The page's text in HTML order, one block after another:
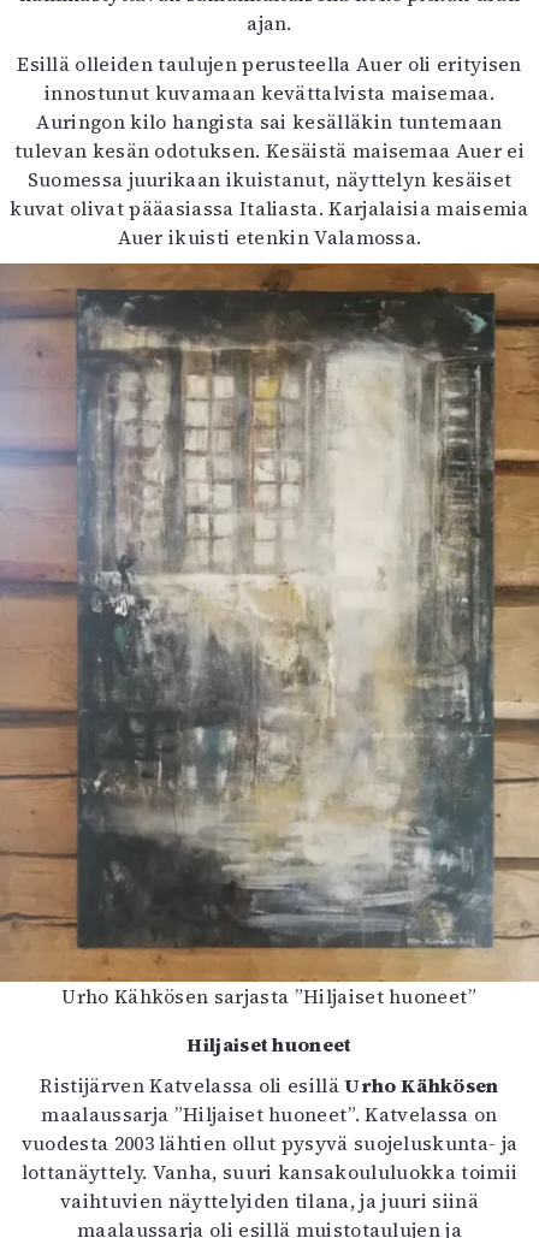
ajan.
Esillä olleiden taulujen perusteella Auer oli erityisen
innostunut kuvamaan kevättalvista maisemaa.
Auringon kilo hangista sai kesälläkin tuntemaan
tulevan kesän odotuksen. Kesäistä maisemaa Auer ei
Suomessa juurikaan ikuistanut, näyttelyn kesäiset
kuvat olivat pääasiassa Italiasta. Karjalaisia maisemia
Auer ikuisti etenkin Valamossa.
Urho Kähkösen sarjasta ”Hiljaiset huoneet”
Hiljaiset huoneet
Ristijärven Katvelassa oli esilläUrho Kähkösen
maalaussarja ”Hiljaiset huoneet”. Katvelassa on
vuodesta 2003 lähtien ollut pysyvä suojeluskunta- ja
lottanäyttely. Vanha, suuri kansakoululuokka toimii
vaihtuvien näyttelyiden tilana, ja juuri siinä
maalaussarja oli esillä muistotaulujen ja